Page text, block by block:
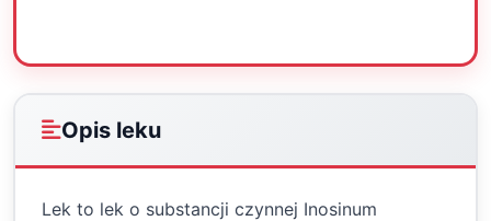
Opis leku
Lek to lek o substancji czynnej Inosinum